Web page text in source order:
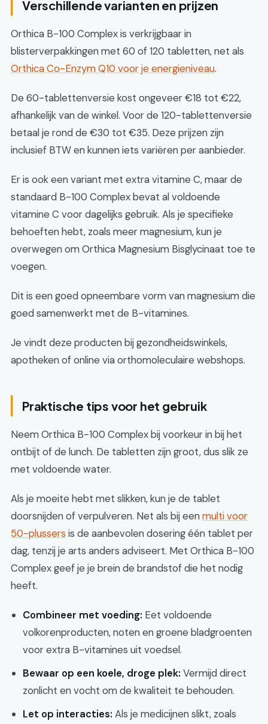
Verschillende varianten en prijzen
Orthica B-100 Complex is verkrijgbaar in
blisterverpakkingen met 60 of 120 tabletten, net als
Orthica Co-Enzym Q10 voor je energieniveau.
De 60-tablettenversie kost ongeveer €18 tot €22,
afhankelijk van de winkel. Voor de 120-tablettenversie
betaal je rond de €30 tot €35. Deze prijzen zijn
inclusief BTW en kunnen iets variëren per aanbieder.
Er is ook een variant met extra vitamine C, maar de
standaard B-100 Complex bevat al voldoende
vitamine C voor dagelijks gebruik. Als je specifieke
behoeften hebt, zoals meer magnesium, kun je
overwegen om Orthica Magnesium Bisglycinaat toe te
voegen.
Dit is een goed opneembare vorm van magnesium die
goed samenwerkt met de B-vitamines.
Je vindt deze producten bij gezondheidswinkels,
apotheken of online via orthomoleculaire webshops.
Praktische tips voor het gebruik
Neem Orthica B-100 Complex bij voorkeur in bij het
ontbijt of de lunch. De tabletten zijn groot, dus slik ze
met voldoende water.
Als je moeite hebt met slikken, kun je de tablet
doorsnijden of verpulveren. Net als bij eenmulti voor
50-plussers is de aanbevolen dosering één tablet per
dag, tenzij je arts anders adviseert. Met Orthica B-100
Complex geef je je brein de brandstof die het nodig
heeft.
Combineer met voeding: Eet voldoende
volkorenproducten, noten en groene bladgroenten
voor extra B-vitamines uit voedsel.
Bewaar op een koele, droge plek: Vermijd direct
zonlicht en vocht om de kwaliteit te behouden.
Let op interacties: Als je medicijnen slikt, zoals